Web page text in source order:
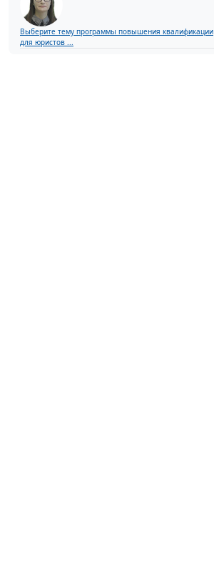
Выберите тему программы повышения квалификации
для юристов ...